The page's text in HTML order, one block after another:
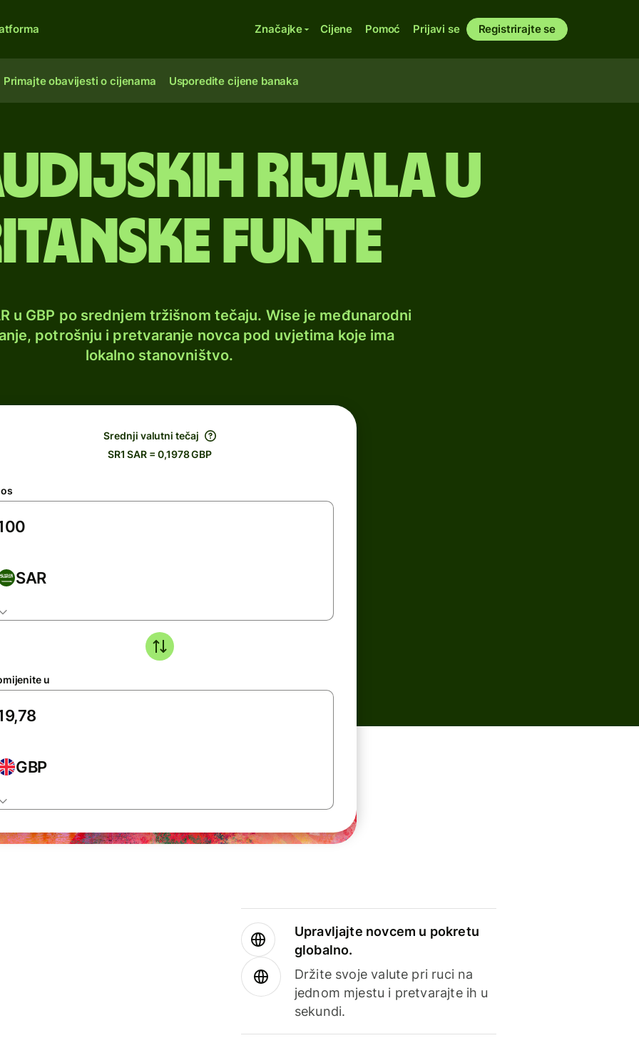
Značajke Cijene Pomoć Prijavi se Registrirajte se
Primajte obavijesti o cijenama Usporedite cijene banaka
rijala u
funte
u GBP po srednjem tržišnom tečaju. Wise je međunarodni
potrošnju i pretvaranje novca pod uvjetima koje ima
lokalno stanovništvo.
Srednji valutni tečaj
SR1 SAR = 0,1978 GBP
SAR
u
GBP
Upravljajte novcem u pokretu
globalno.
Držite svoje valute pri ruci na
jednom mjestu i pretvarajte ih u
sekundi.